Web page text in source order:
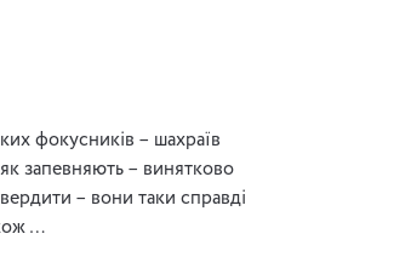
фокусників – шахраїв
запевняють – винятково
– вони таки справді
…